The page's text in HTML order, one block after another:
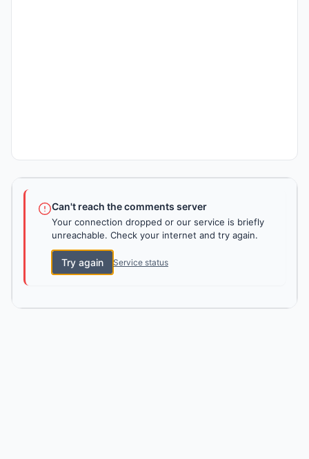
Can't reach the comments server
Your connection dropped or our service is briefly
unreachable. Check your internet and try again.
Try again Service status